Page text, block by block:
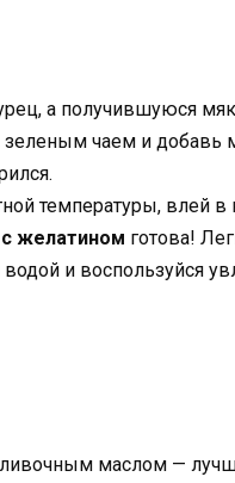
а получившуюся
чаем и добавь
температуры, влей в
желатином готова!
водой и воспользуйся
маслом —